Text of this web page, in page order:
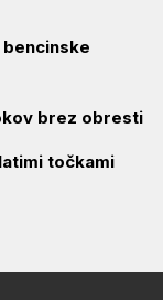
brez obresti
točkami